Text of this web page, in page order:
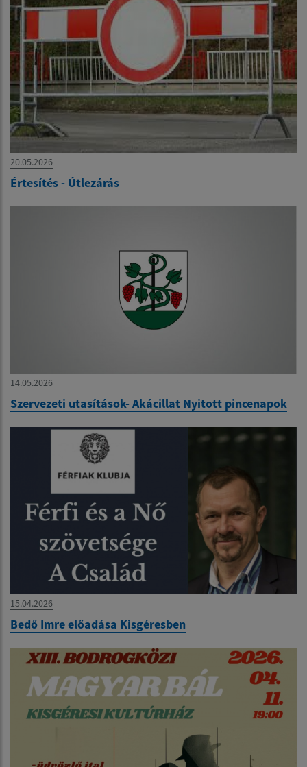
20.05.2026
Értesítés - Útlezárás
14.05.2026
Szervezeti utasítások- Akácillat Nyitott pincenapok
15.04.2026
Bedő Imre előadása Kisgéresben